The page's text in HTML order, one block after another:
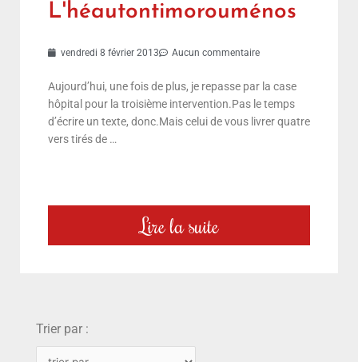
L'héautontimorouménos
vendredi 8 février 2013 Aucun commentaire
Aujourd’hui, une fois de plus, je repasse par la case
hôpital pour la troisième intervention.Pas le temps
d’écrire un texte, donc.Mais celui de vous livrer quatre
vers tirés de …
Lire la suite
Trier par :